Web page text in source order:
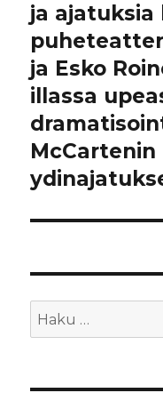
artikkeli:
ja ajatuksia
ja Esko
illassa
Etsi: